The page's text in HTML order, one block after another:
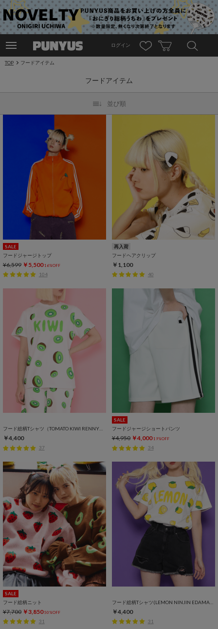
ログイン
TOP フードアイテム
フードアイテム
並び順
SALE
フードジャージトップ
¥6,599 ￥5,500 16%OFF
104
再入荷
フードヘアクリップ
￥1,100
40
フード総柄Tシャツ（TOMATO KIWI RENNYU）
￥4,400
37
SALE
フードジャージショートパンツ
¥4,950 ￥4,000 19%OFF
34
SALE
フード総柄ニット
¥7,700 ￥3,850 50%OFF
31
￥4,400
31